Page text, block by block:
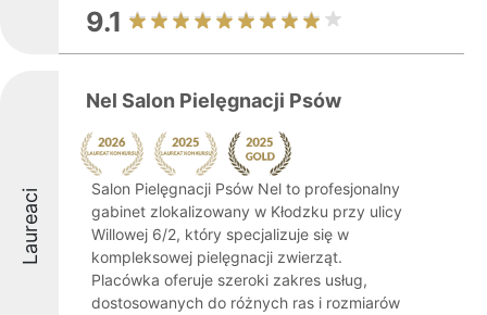
9.1
Laureaci
Nel Salon Pielęgnacji Psów
Salon Pielęgnacji Psów Nel to profesjonalny
gabinet zlokalizowany w Kłodzku przy ulicy
Willowej 6/2, który specjalizuje się w
kompleksowej pielęgnacji zwierząt.
Placówka oferuje szeroki zakres usług,
dostosowanych do różnych ras i rozmiarów